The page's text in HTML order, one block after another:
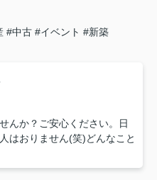
#中古 #イベント #新築
んか？ご安心ください。日
はおりません(笑)どんなこと